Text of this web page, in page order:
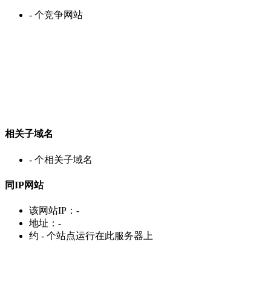
- 个竞争网站
相关子域名
- 个相关子域名
同IP网站
该网站IP： -
地址： -
约 - 个站点运行在此服务器上